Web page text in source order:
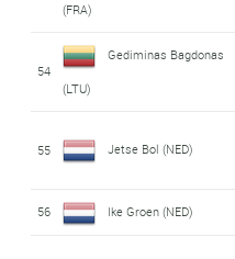
(FRA)
54
Gediminas Bagdonas
(LTU)
55 Jetse Bol (NED)
56 Ike Groen (NED)